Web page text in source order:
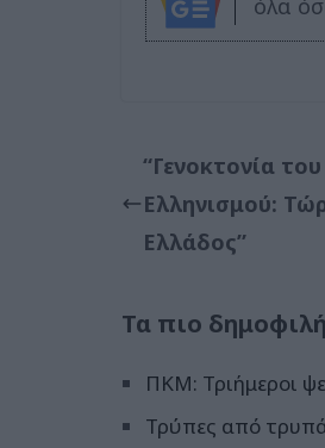
όλα
“Γενοκτονία
Ελληνισμού:
Ελλάδος”
Τα πιο δημοφιλή
ΠΚΜ: Τριήμεροι
Τρύπες από